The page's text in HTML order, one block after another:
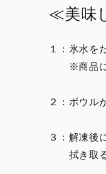
≪美味
１：氷水を
※商品に同
２：ボウル
３：解凍後
拭き取る